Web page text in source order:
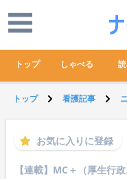
トップ しゃべる
トップ 看護記事
お気に入りに登録
【連載】MC＋（厚生行政